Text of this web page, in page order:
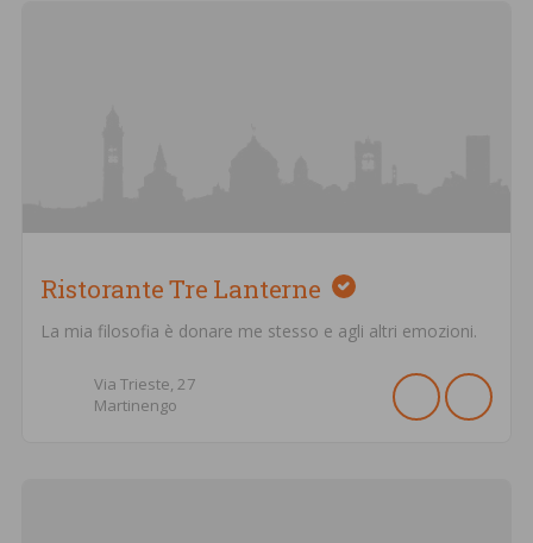
Ristorante Tre Lanterne
La mia filosofia è donare me stesso e agli altri emozioni.
Via Trieste, 27
Martinengo